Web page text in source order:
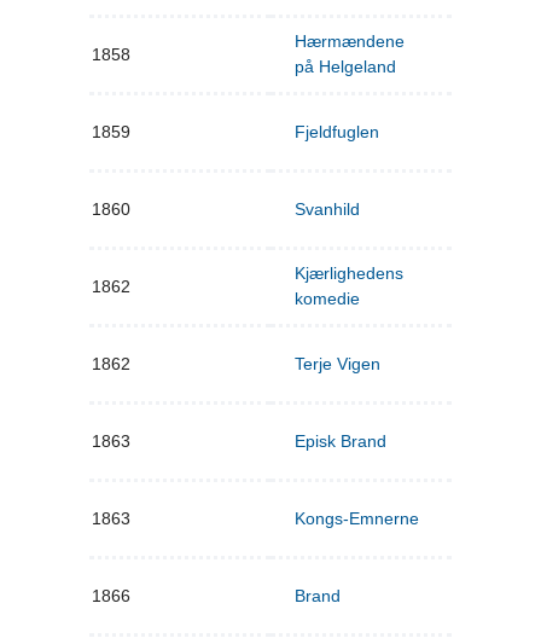
1858
Hærmændene
på Helgeland
1859 Fjeldfuglen
1860 Svanhild
1862
Kjærlighedens
komedie
1862 Terje Vigen
1863 Episk Brand
1863 Kongs-Emnerne
1866 Brand